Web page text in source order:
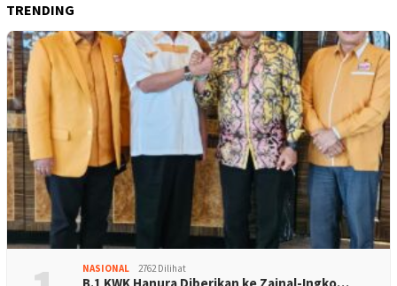
TRENDING
NASIONAL 2762 Dilihat